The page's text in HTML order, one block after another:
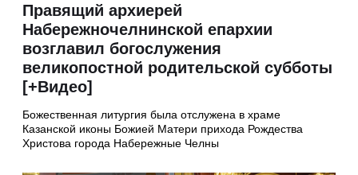
Правящий архиерей
Набережночелнинской епархии
возглавил богослужения
великопостной родительской субботы
[+Видео]
Божественная литургия была отслужена в храме
Казанской иконы Божией Матери прихода Рождества
Христова города Набережные Челны